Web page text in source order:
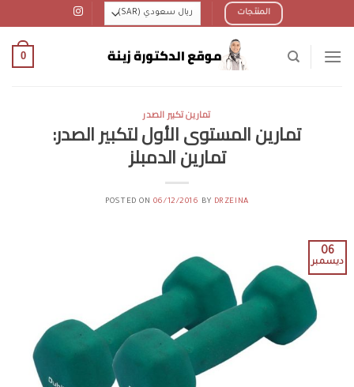
to
المنتجات
0
تمارين تكبير الصدر
تمارين المستوى الأول لتكبير الصدر:
تمارين الدمبلز
POSTED ON 06/12/2016 BY DRZEINA
06
ديسمبر